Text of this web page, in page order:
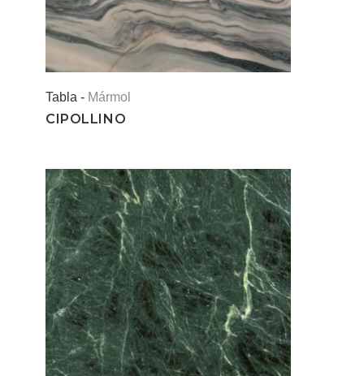
Tabla - Mármol
CIPOLLINO